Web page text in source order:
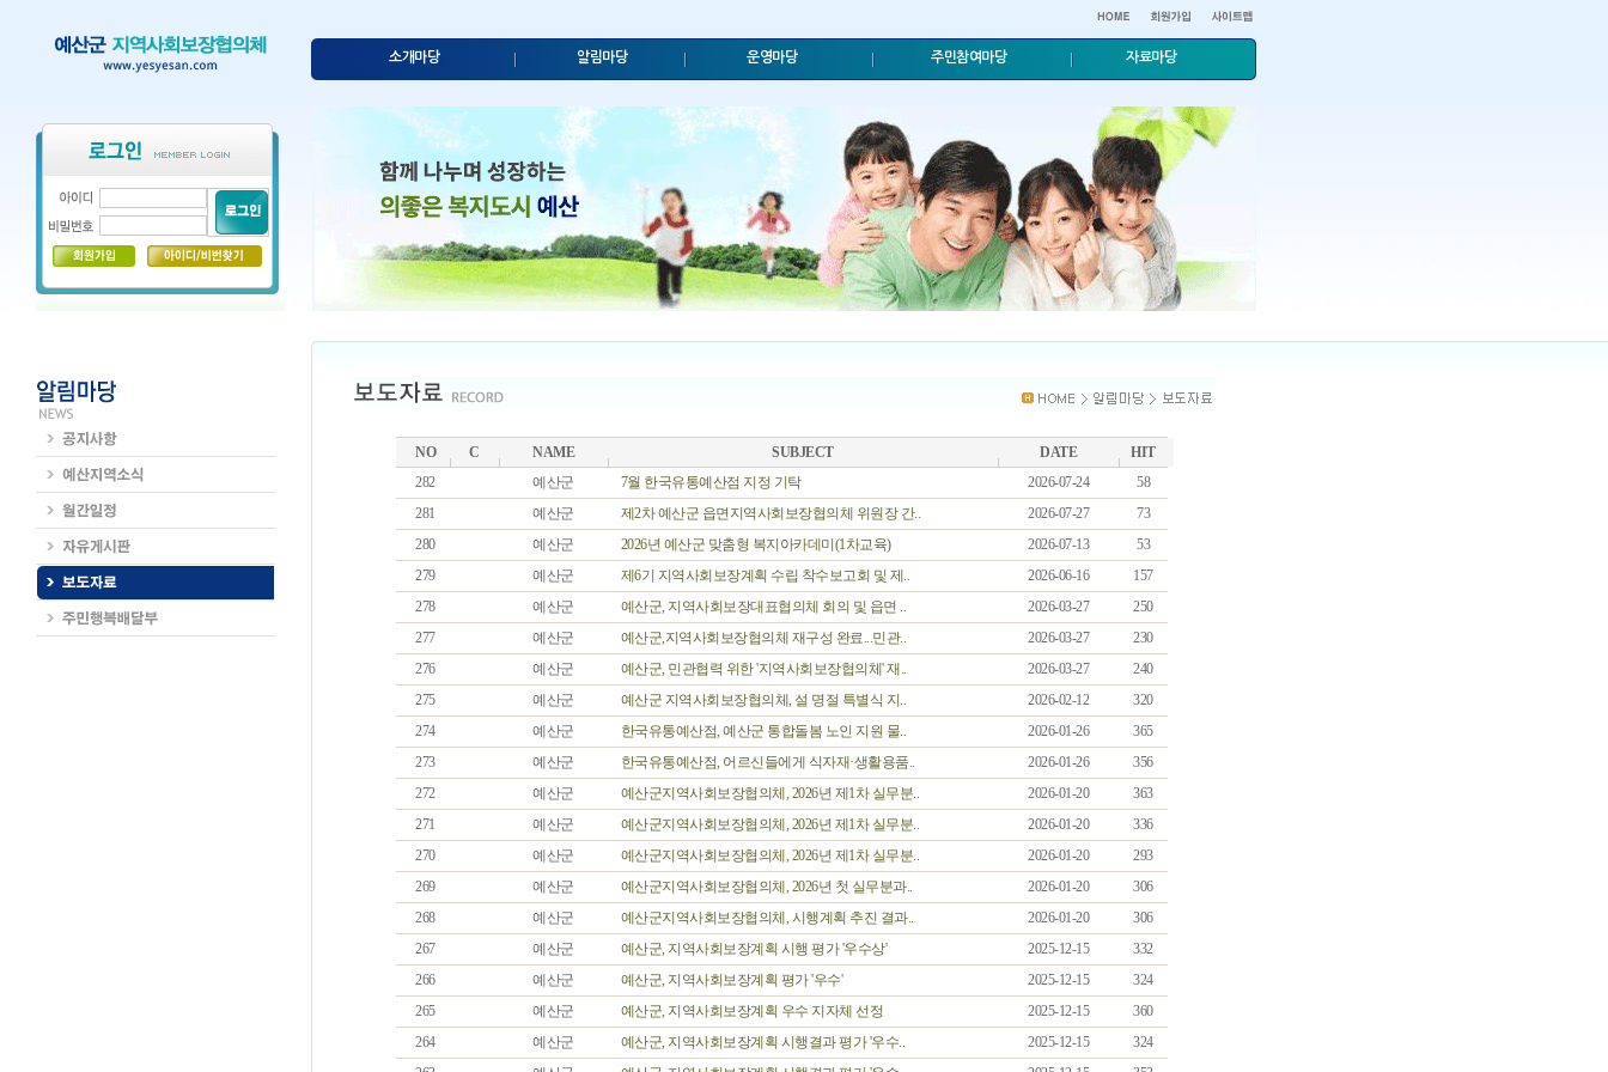
소개마당 알림마당 운영마당 주민참여마당 자료마당
NO C NAME SUBJECT DATE
HIT
282
예산군 7월 한국유통예산점 지정 기탁 2026-07-24
58
281
예산군 제2차 예산군 읍면지역사회보장협의체 위원장 간.. 2026-07-27
73
280
예산군 2026년 예산군 맞춤형 복지아카데미(1차교육) 2026-07-13
53
279
예산군 제6기 지역사회보장계획 수립 착수보고회 및 제.. 2026-06-16
157
278
예산군 예산군, 지역사회보장대표협의체 회의 및 읍면 .. 2026-03-27
250
277
예산군 예산군,지역사회보장협의체 재구성 완료...민관.. 2026-03-27
230
276
예산군 예산군, 민관협력 위한 '지역사회보장협의체' 재.. 2026-03-27
240
275
예산군 예산군 지역사회보장협의체, 설 명절 특별식 지.. 2026-02-12
320
274
예산군 한국유통예산점, 예산군 통합돌봄 노인 지원 물.. 2026-01-26
365
273
예산군 한국유통예산점, 어르신들에게 식자재·생활용품.. 2026-01-26
356
272
예산군 예산군지역사회보장협의체, 2026년 제1차 실무분.. 2026-01-20
363
271
예산군 예산군지역사회보장협의체, 2026년 제1차 실무분.. 2026-01-20
336
270
예산군 예산군지역사회보장협의체, 2026년 제1차 실무분.. 2026-01-20
293
269
예산군 예산군지역사회보장협의체, 2026년 첫 실무분과.. 2026-01-20
306
268
예산군 예산군지역사회보장협의체, 시행계획 추진 결과.. 2026-01-20
306
267
예산군 예산군, 지역사회보장계획 시행 평가 '우수상' 2025-12-15
332
266
예산군 예산군, 지역사회보장계획 평가 '우수' 2025-12-15
324
265
예산군 예산군, 지역사회보장계획 우수 지자체 선정 2025-12-15
360
264
예산군 예산군, 지역사회보장계획 시행결과 평가 '우수.. 2025-12-15
324